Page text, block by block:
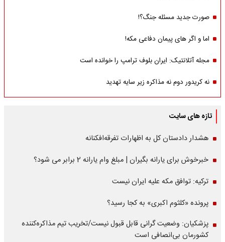
صورت جدید مسئله جنگ؟!
اما و اگر های پیمان دفاعی مکه!
مجله آتلانتیک: ایران بلوف ترامپ را خوانده است
نه کریدور دوم نه مذاکره زیر سایه تهدید
تازه های سایت
هشدار دادستان کل به اظهارات تفرقه‌افکنانه
خبرخوش برای یارانه بگیران | مبلغ وام یارانه 2 برابر می شود؟
ترکیه: توافق مکه علیه ایران نیست
پرونده «کلثوم اکبری» به کجا رسید؟
پزشکیان: وضعیت گرانی قابل قبول نیست/تخریب تیم مذاکره‌کننده
کشورمان بی‌انصافی است